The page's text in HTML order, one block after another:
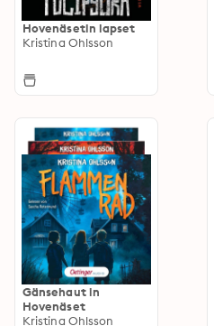
Hovenäsetin lapset
Kristina Ohlsson
Gänsehaut in
Hovenäset
Kristina Ohlsson